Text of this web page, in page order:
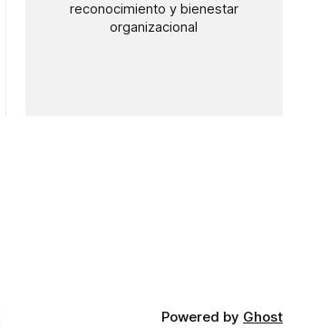
reconocimiento y bienestar
organizacional
Powered by Ghost